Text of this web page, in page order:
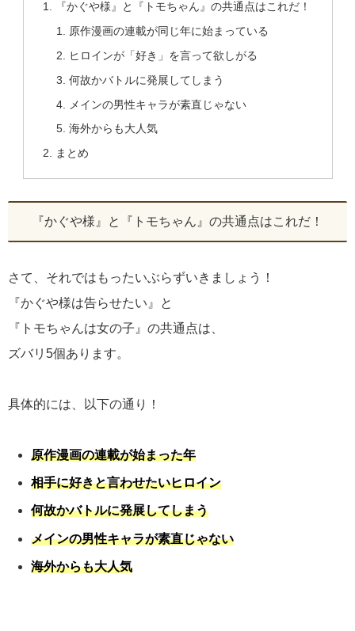
『かぐや様』と『トモちゃん』の共通点はこれだ！
原作漫画の連載が同じ年に始まっている
ヒロインが「好き」を言って欲しがる
何故かバトルに発展してしまう
メインの男性キャラが素直じゃない
海外からも大人気
まとめ
『かぐや様』と『トモちゃん』の共通点はこれだ！
さて、それではもったいぶらずいきましょう！
『かぐや様は告らせたい』と
『トモちゃんは女の子』の共通点は、
ズバリ5個あります。
具体的には、以下の通り！
原作漫画の連載が始まった年
相手に好きと言わせたいヒロイン
何故かバトルに発展してしまう
メインの男性キャラが素直じゃない
海外からも大人気